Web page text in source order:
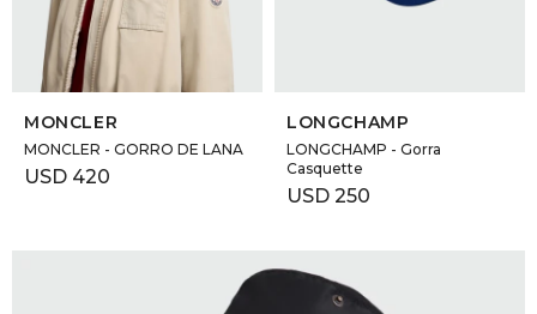
SELECCIONAR TALLE
MONCLER
MONCLER - GORRO DE LANA
USD 420
LONGCHAMP
LONGCHAMP - Gorra
Casquette
USD 250